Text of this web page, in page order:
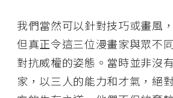
我們當然可以針對技巧或畫風
但真正令這三位漫畫家與眾不
對抗威權的姿態。當時並非沒
家，以三人的能力和才氣，絕